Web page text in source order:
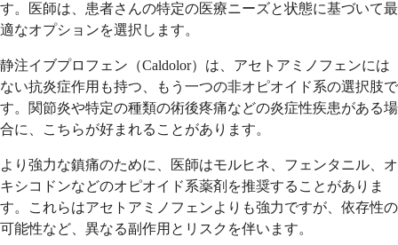
す。医師は、患者さんの特定の医療ニーズと状態に基づいて最
適なオプションを選択します。
静注イブプロフェン（Caldolor）は、アセトアミノフェンには
ない抗炎症作用も持つ、もう一つの非オピオイド系の選択肢で
す。関節炎や特定の種類の術後疼痛などの炎症性疾患がある場
合に、こちらが好まれることがあります。
より強力な鎮痛のために、医師はモルヒネ、フェンタニル、オ
キシコドンなどのオピオイド系薬剤を推奨することがありま
す。これらはアセトアミノフェンよりも強力ですが、依存性の
可能性など、異なる副作用とリスクを伴います。